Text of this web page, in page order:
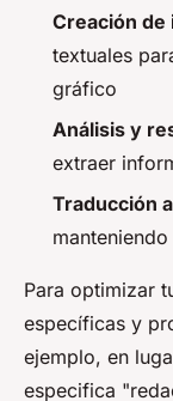
Creación de
textuales
gráfico
Análisis y
extraer
Traducción
Para optimizar
específicas y
ejemplo, en
especifica